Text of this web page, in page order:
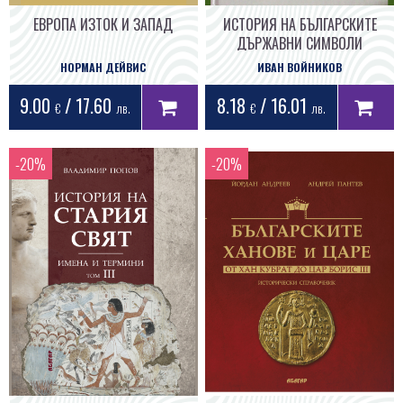
ЕВРОПА ИЗТОК И ЗАПАД
НОРМАН ДЕЙВИС
9.00 €/ 17.60 лв.
ИСТОРИЯ НА БЪЛГАРСКИТЕ
ДЪРЖАВНИ СИМВОЛИ
ИВАН ВОЙНИКОВ
8.18€ / 16.01лв.